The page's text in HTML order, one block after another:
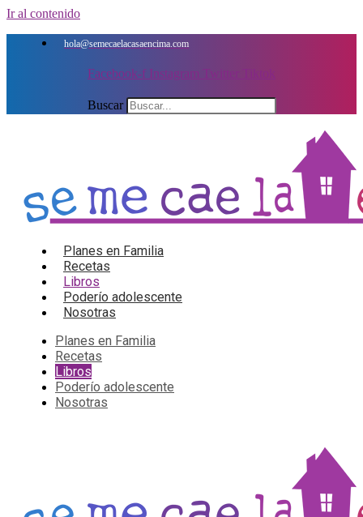
Ir al contenido
hola@semecaelacasaencima.com
Facebook-f Instagram Twitter
Buscar
Planes en Familia
Recetas
Libros
Poderío adolescente
Nosotras
Planes en Familia
Recetas
Libros
Poderío adolescente
Nosotras